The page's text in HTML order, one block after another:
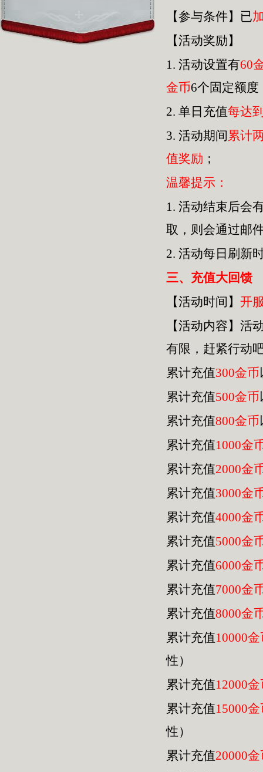
【参与条件】已
【活动奖励】
1. 活动设置有60
金币6个固定额度
2. 单日充值每达
3. 活动期间累计
值奖励 ；
温馨提示：
1. 活动结束后会
取，则会通过邮
2. 活动每日刷新
三、充值大回馈
【活动时间】 开
【活动内容】活
有限，赶紧行动
累计充值300金币
累计充值500金币
累计充值800金币
累计充值1000金
累计充值2000金
累计充值3000金
累计充值4000金
累计充值5000金
累计充值6000金
累计充值7000金
累计充值8000金
累计充值10000
性）
累计充值12000
累计充值15000
性）
累计充值20000